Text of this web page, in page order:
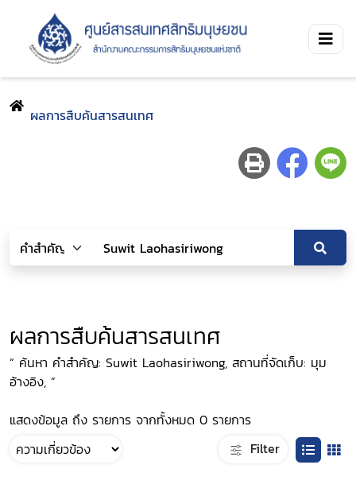
ผลการสืบค้นสารสนเทศ
ผลการสืบค้นสารสนเทศ
“ ค้นหา คำสำคัญ: Suwit Laohasiriwong, สถานที่จัดเก็บ: มุม
อ้างอิง, ”
แสดงข้อมูล ถึง รายการ จากทั้งหมด 0 รายการ
Filter